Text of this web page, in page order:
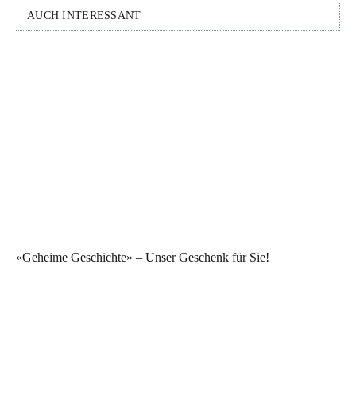
AUCH INTERESSANT
«Geheime Geschichte» – Unser Geschenk für Sie!